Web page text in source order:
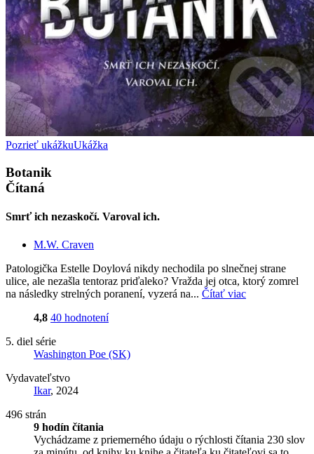
Pozrieť ukážkuUkážka
Botanik
Čítaná
Smrť ich nezaskočí. Varoval ich.
M.W. Craven
Patologička Estelle Doylová nikdy nechodila po slnečnej strane
ulice, ale nezašla tentoraz priďaleko? Vražda jej otca, ktorý zomrel
na následky strelných poranení, vyzerá na... Čítať viac
4,8 40 hodnotení
5. diel série
Washington Poe (SK)
Vydavateľstvo
Ikar, 2024
496 strán
9 hodín čítania
Vychádzame z priemerného údaju o rýchlosti čítania 230 slov